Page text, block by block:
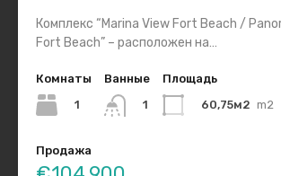
Комплекс “Marina View Fort Beach /
Fort Beach” – расположен на…
Комнаты
1
Ванные
1
Площадь
60,75м2 m2
Продажа
Новости Болгарии(4)
Справочник покупателя(13)
Покупателю(6)
Продавцу
(3)